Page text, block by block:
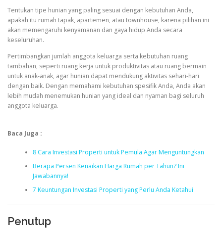
Tentukan tipe hunian yang paling sesuai dengan kebutuhan Anda,
apakah itu rumah tapak, apartemen, atau townhouse, karena pilihan ini
akan memengaruhi kenyamanan dan gaya hidup Anda secara
keseluruhan.
Pertimbangkan jumlah anggota keluarga serta kebutuhan ruang
tambahan, seperti ruang kerja untuk produktivitas atau ruang bermain
untuk anak-anak, agar hunian dapat mendukung aktivitas sehari-hari
dengan baik. Dengan memahami kebutuhan spesifik Anda, Anda akan
lebih mudah menemukan hunian yang ideal dan nyaman bagi seluruh
anggota keluarga.
Baca Juga :
8 Cara Investasi Properti untuk Pemula Agar Menguntungkan
Berapa Persen Kenaikan Harga Rumah per Tahun? Ini
Jawabannya!
7 Keuntungan Investasi Properti yang Perlu Anda Ketahui
Penutup